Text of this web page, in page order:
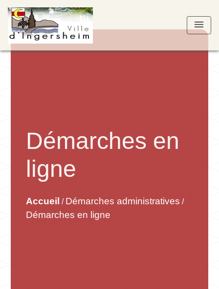
menu
Démarches en
ligne
Accueil / Démarches administratives /
Démarches en ligne